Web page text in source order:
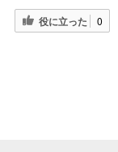
役に立った 0